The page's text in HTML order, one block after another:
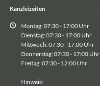
Kanzleizeiten
Montag: 07:30 - 17:00 Uhr
Dienstag: 07:30 - 17:00 Uhr
Mittwoch: 07:30 - 17:00 Uhr
Donnerstag: 07:30 - 17:00 Uhr
Freitag: 07:30 - 12:00 Uhr
Hinweis: